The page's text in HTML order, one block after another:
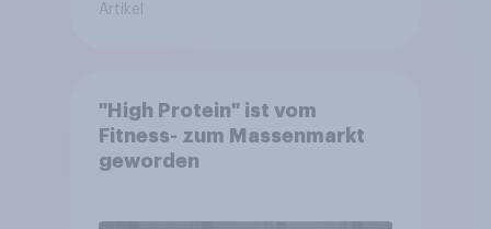
Artikel
"High Protein" ist vom
Fitness- zum Massenmarkt
geworden